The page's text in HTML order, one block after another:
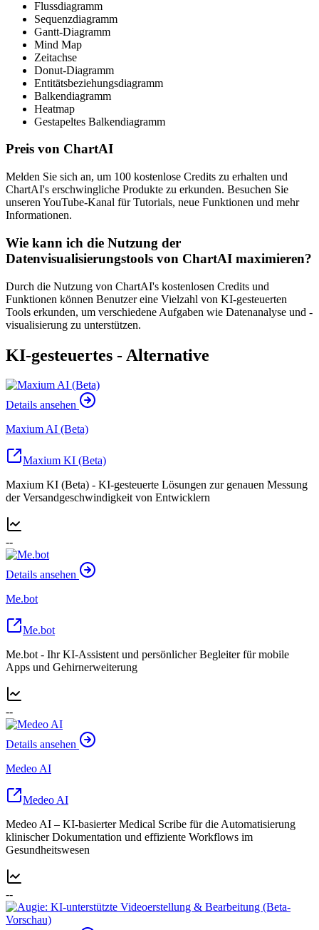
Flussdiagramm
Sequenzdiagramm
Gantt-Diagramm
Mind Map
Zeitachse
Donut-Diagramm
Entitätsbeziehungsdiagramm
Balkendiagramm
Heatmap
Gestapeltes Balkendiagramm
Preis von ChartAI
Melden Sie sich an, um 100 kostenlose Credits zu erhalten und
ChartAI's erschwingliche Produkte zu erkunden. Besuchen Sie
unseren YouTube-Kanal für Tutorials, neue Funktionen und mehr
Informationen.
Wie kann ich die Nutzung der
Datenvisualisierungstools von ChartAI maximieren?
Durch die Nutzung von ChartAI's kostenlosen Credits und
Funktionen können Benutzer eine Vielzahl von KI-gesteuerten
Tools erkunden, um verschiedene Aufgaben wie Datenanalyse und -
visualisierung zu unterstützen.
KI-gesteuertes - Alternative
Details ansehen
Maxium AI (Beta)
Maxium KI (Beta)
Maxium KI (Beta) - KI-gesteuerte Lösungen zur genauen Messung
der Versandgeschwindigkeit von Entwicklern
--
Details ansehen
Me.bot
Me.bot
Me.bot - Ihr KI-Assistent und persönlicher Begleiter für mobile
Apps und Gehirnerweiterung
--
Details ansehen
Medeo AI
Medeo AI
Medeo AI – KI-basierter Medical Scribe für die Automatisierung
klinischer Dokumentation und effiziente Workflows im
Gesundheitswesen
--